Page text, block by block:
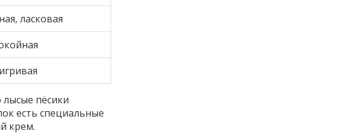
ласковая
пёсики
есть специальные
крем.